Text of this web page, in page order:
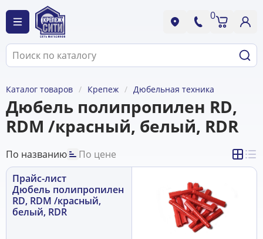
0
Каталог товаров Крепеж Дюбельная техника
Дюбель полипропилен RD,
RDM /красный, белый, RDR
По названию
По цене
Прайс-лист
Дюбель полипропилен
RD, RDM /красный,
белый, RDR